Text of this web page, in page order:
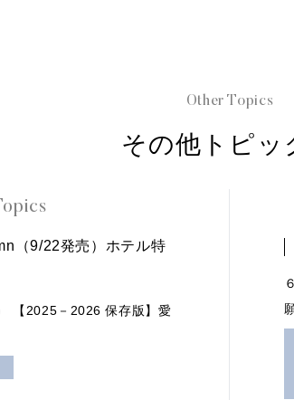
Other Topics
その他トピッ
（9/22発売）ホテル特
【2025－2026 保存版】愛